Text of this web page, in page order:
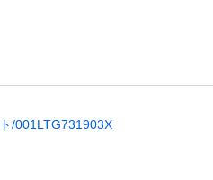
/001LTG731903X